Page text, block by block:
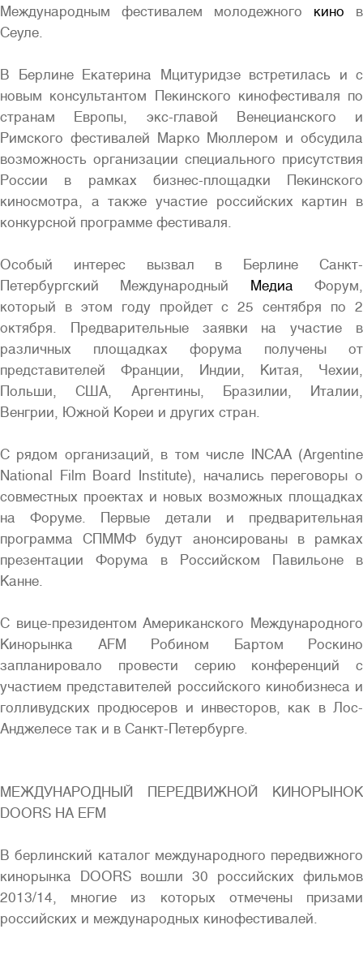
Международным фестивалем молодежного кино в
Сеуле.
В Берлине Екатерина Мцитуридзе встретилась и с
новым консультантом Пекинского кинофестиваля по
странам Европы, экс-главой Венецианского и
Римского фестивалей Марко Мюллером и обсудила
возможность организации специального присутствия
России в рамках бизнес-площадки Пекинского
киносмотра, а также участие российских картин в
конкурсной программе фестиваля.
Особый интерес вызвал в Берлине Санкт-
Петербургский Международный
Медиа Форум,
который в этом году пройдет с 25 сентября по 2
октября. Предварительные заявки на участие в
различных площадках форума получены от
представителей Франции, Индии, Китая, Чехии,
Польши, США, Аргентины, Бразилии, Италии,
Венгрии, Южной Кореи и других стран.
С рядом организаций, в том числе INCAA (Argentine
National Film Board Institute), начались переговоры о
совместных проектах и новых возможных площадках
на Форуме. Первые детали и предварительная
программа СПММФ будут анонсированы в рамках
презентации Форума в Российском Павильоне в
Канне.
С вице-президентом Американского Международного
Кинорынка AFM Робином Бартом Роскино
запланировало провести серию конференций с
участием представителей российского кинобизнеса и
голливудских продюсеров и инвесторов, как в Лос-
Анджелесе так и в Санкт-Петербурге.
МЕЖДУНАРОДНЫЙ ПЕРЕДВИЖНОЙ КИНОРЫНОК
DOORS НА EFM
В берлинский каталог международного передвижного
кинорынка DOORS вошли 30 российских фильмов
2013/14, многие из которых отмечены призами
российских и международных кинофестивалей.